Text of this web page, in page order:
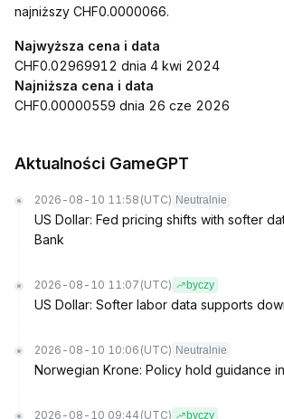
najniższy CHF0.0000066.
Najwyższa cena i data
CHF0.02969912 dnia 4 kwi 2024
Najniższa cena i data
CHF0.00000559 dnia 26 cze 2026
Aktualności GameGPT
2026-08-10 11:58 (UTC) Neutralnie
US Dollar: Fed pricing shifts with softer
Bank
2026-08-10 11:07 (UTC) byczy
US Dollar: Softer labor data supports
2026-08-10 10:06 (UTC) Neutralnie
Norwegian Krone: Policy hold guidance
2026-08-10 09:44 (UTC) byczy